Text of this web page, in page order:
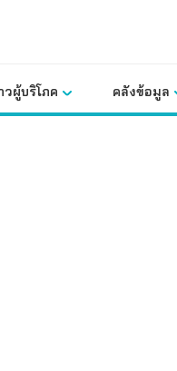
วผู้บริโภค คลังข้อมูล